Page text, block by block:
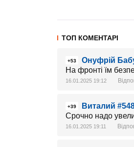
ТОП КОМЕНТАРІ
+53
Онуфрій
На фронті їм
16.01.2025 19:12
+39
Виталий
Срочно надо
16.01.2025 19:11